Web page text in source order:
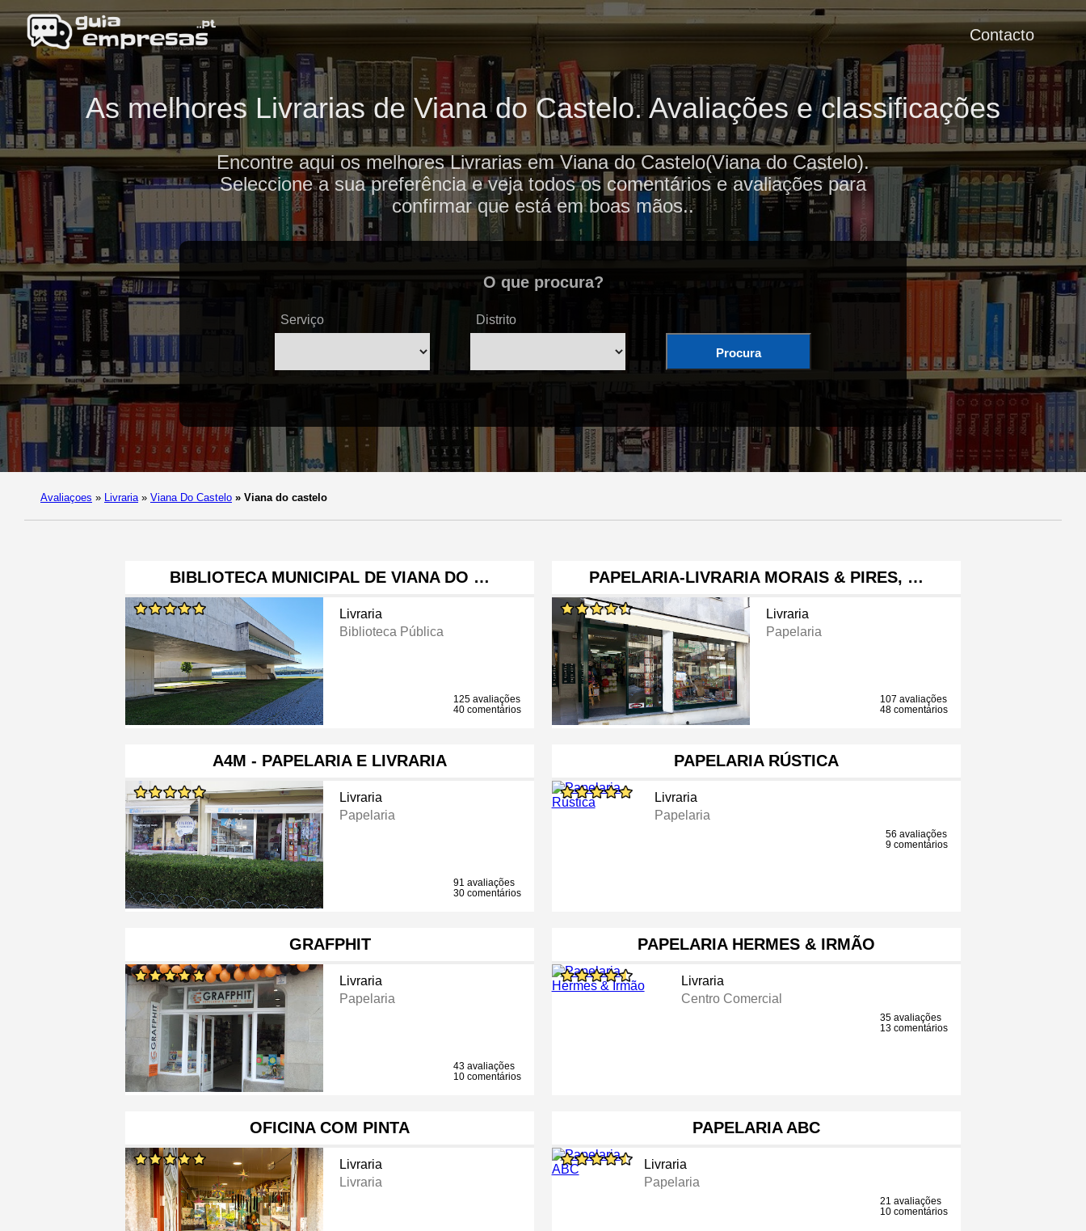
Contacto
As melhores Livrarias de Viana do Castelo. Avaliações e classificações
Encontre aqui os melhores Livrarias em Viana do Castelo(Viana do Castelo).
Seleccione a sua preferência e veja todos os comentários e avaliações para
confirmar que está em boas mãos..
O que procura?
Serviço Distrito
Procura
Avaliaçoes » Livraria » Viana Do Castelo » Viana do castelo
BIBLIOTECA MUNICIPAL DE VIANA DO …
Livraria
Biblioteca Pública
125 avaliações
40 comentários
PAPELARIA-LIVRARIA MORAIS & PIRES, …
Livraria
Papelaria
107 avaliações
48 comentários
A4M - PAPELARIA E LIVRARIA
Livraria
Papelaria
91 avaliações
30 comentários
PAPELARIA RÚSTICA
Livraria
Papelaria
56 avaliações
9 comentários
GRAFPHIT
Livraria
Papelaria
43 avaliações
10 comentários
PAPELARIA HERMES & IRMÃO
Livraria
Centro Comercial
35 avaliações
13 comentários
OFICINA COM PINTA
Livraria
Livraria
PAPELARIA ABC
Livraria
Papelaria
21 avaliações
10 comentários